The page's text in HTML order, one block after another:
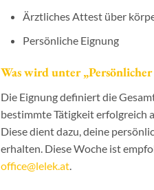
Ärztliches Attest über
Persönliche Eignung
Was wird unter
Die Eignung definiert die
bestimmte Tätigkeit erfolgreich
Diese dient dazu, deine
erhalten. Diese Woche ist
office@lelek.at.